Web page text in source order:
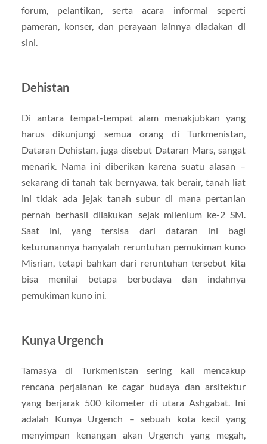
forum, pelantikan, serta acara informal seperti
pameran, konser, dan perayaan lainnya diadakan di
sini.
Dehistan
Di antara tempat-tempat alam menakjubkan yang
harus dikunjungi semua orang di Turkmenistan,
Dataran Dehistan, juga disebut Dataran Mars, sangat
menarik. Nama ini diberikan karena suatu alasan –
sekarang di tanah tak bernyawa, tak berair, tanah liat
ini tidak ada jejak tanah subur di mana pertanian
pernah berhasil dilakukan sejak milenium ke-2 SM.
Saat ini, yang tersisa dari dataran ini bagi
keturunannya hanyalah reruntuhan pemukiman kuno
Misrian, tetapi bahkan dari reruntuhan tersebut kita
bisa menilai betapa berbudaya dan indahnya
pemukiman kuno ini.
Kunya Urgench
Tamasya di Turkmenistan sering kali mencakup
rencana perjalanan ke cagar budaya dan arsitektur
yang berjarak 500 kilometer di utara Ashgabat. Ini
adalah Kunya Urgench – sebuah kota kecil yang
menyimpan kenangan akan Urgench yang megah,